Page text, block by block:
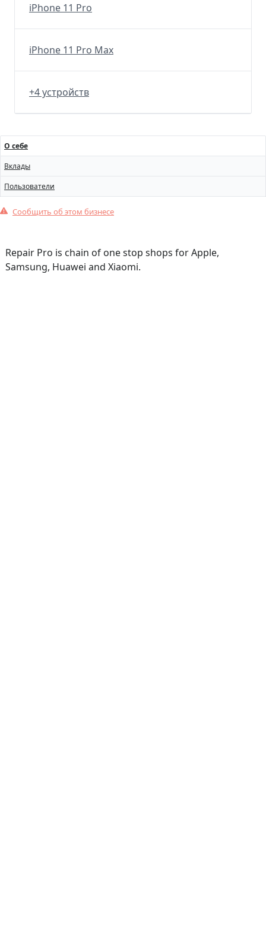
iPhone 11 Pro
iPhone 11 Pro Max
+4 устройств
О себе
Вклады
Пользователи
Сообщить об этом бизнесе
Repair Pro is chain of one stop shops for Apple,
Samsung, Huawei and Xiaomi.